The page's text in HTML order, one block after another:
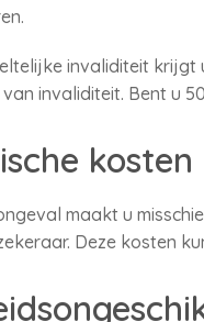
invaliditeit krijgt
invaliditeit. Bent u
kosten
maakt u
Deze kosten